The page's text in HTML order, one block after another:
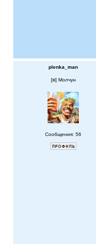
plenka_man
[ ] Молчун
Сообщения: 56